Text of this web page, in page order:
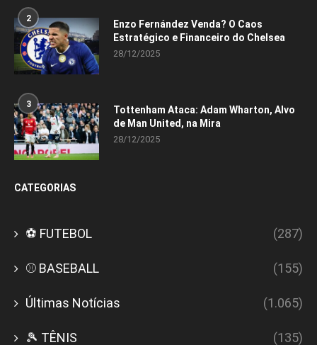
2
Enzo Fernández Venda? O Caos
Estratégico e Financeiro do Chelsea
28/12/2025
3
Tottenham Ataca: Adam Wharton, Alvo
de Man United, na Mira
28/12/2025
CATEGORIAS
⚽ FUTEBOL (287)
⚾ BASEBALL (155)
Últimas Notícias (1.065)
🎾 TÊNIS (135)